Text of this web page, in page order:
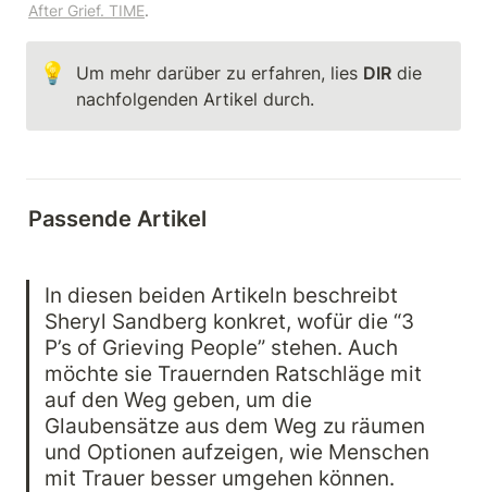
After Grief. TIME
💡 Um mehr darüber zu erfahren, lies DIR die
nachfolgenden Artikel durch.
Passende Artikel
In diesen beiden Artikeln beschreibt
Sheryl Sandberg konkret, wofür die “3
P’s of Grieving People” stehen. Auch
möchte sie Trauernden Ratschläge mit
auf den Weg geben, um die
Glaubensätze aus dem Weg zu räumen
und Optionen aufzeigen, wie Menschen
mit Trauer besser umgehen können.